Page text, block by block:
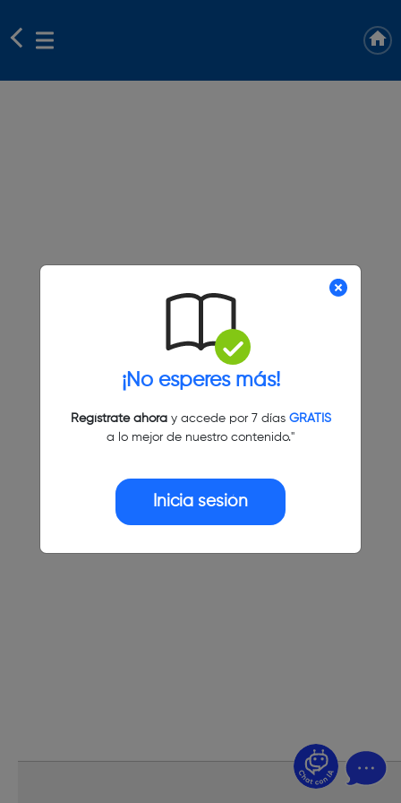
¡No esperes más!
Regístrate ahoray accede por 7 días GRATIS
a lo mejor de nuestro contenido."
Inicia sesión